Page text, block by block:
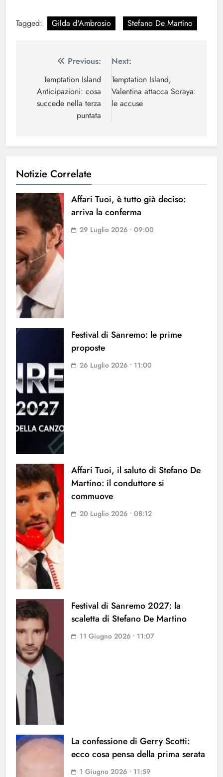
Tagged: Gilda d'Ambrosio Stefano De Martino
Navigazione
articoli
Previous:
Temptation Island
Anticipazioni: cosa
succede nella terza
puntata
Next:
Temptation Island,
Valentina attacca Soraya:
le accuse
Notizie Correlate
Affari Tuoi, è tutto già deciso:
arriva la conferma
29 Luglio 2026 • 09:00
Festival di Sanremo: le prime
proposte
26 Luglio 2026 • 11:00
Affari Tuoi, il saluto di Stefano De
Martino: il conduttore si
commuove
20 Luglio 2026 • 08:12
Festival di Sanremo 2027: la
scaletta di Stefano De Martino
11 Giugno 2026 • 11:07
La confessione di Gerry Scotti:
ecco cosa pensa della prima serata
1 Giugno 2026 • 11:59